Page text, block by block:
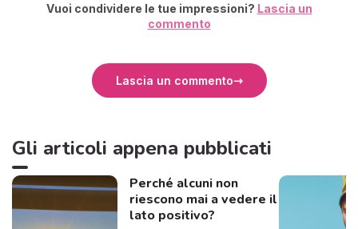
Vuoi condividere le tue impressioni? Lascia un
commento
Lascia un commento
Gli articoli appena pubblicati
Perché alcuni non
riescono mai a vedere il
lato positivo?